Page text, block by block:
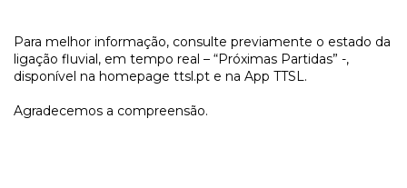
Para melhor informação, consulte previamente o estado da
ligação fluvial, em tempo real – “Próximas Partidas” -,
disponível na homepage ttsl.pt e na App TTSL.
Agradecemos a compreensão.